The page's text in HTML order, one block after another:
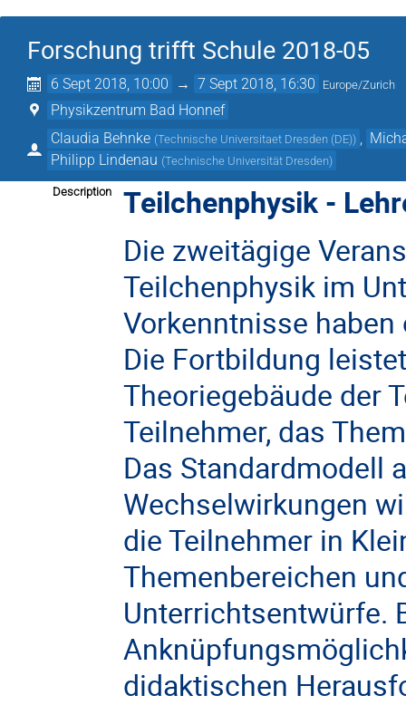
Forschung trifft Schule 2018-05
6 Sept 2018, 10:00 → 7 Sept 2018, 16:30 Europe/Zurich
Physikzentrum Bad Honnef
Claudia Behnke (Technische Universitaet Dresden (DE))
Philipp Lindenau (Technische Universität Dresden)
Description
Teilchenphysik -
Die zweitägige
Teilchenphysik im
Vorkenntnisse
Die Fortbildung
Theoriegebäude der
Teilnehmer, das
Das Standardmodell
Wechselwirkungen
die Teilnehmer in
Themenbereichen
Unterrichtsentwürfe.
didaktischen